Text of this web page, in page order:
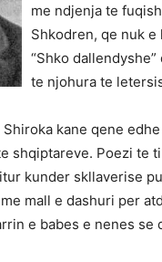
me ndjenja te
Shkodren, qe nuk
“Shko
te njohura te
kane qene
shqiptareve. Poezi te
kunder skllaverise
mall e dashuri per
e babes e nenes se